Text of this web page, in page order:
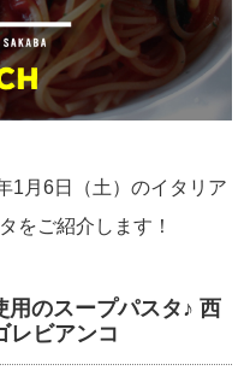
1月6日（土）のイタリア
をご紹介します！
用のスープパスタ♪ 西
レビアンコ